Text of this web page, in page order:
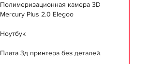
Полимеризационная камера 3D
Mercury Plus 2.0 Elegoo
Ноутбук
Плата 3д принтера без деталей.